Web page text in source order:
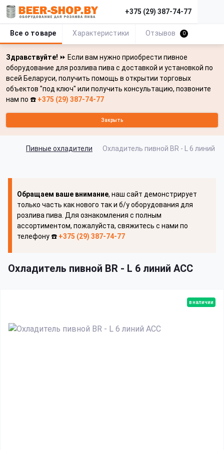
Здравствуйте! ⏩ Если вам нужно приобрести пивное
оборудование для розлива пива с доставкой и установкой по
всей Беларуси, получить помощь в открытии торговых
объектов "под ключ" или получить консультацию, позвоните
нам по ☎️ +375 (29) 387-74-77
Закрыть
+375 (29) 387-74-77
Пивные охладители Охладитель пивной BR - L 6 линий
Обращаем ваше внимание, наш сайт демонстрирует
только часть как нового так и б/у оборудования для
розлива пива. Для ознакомления с полным
ассортиментом, пожалуйста, свяжитесь с нами по
телефону ☎️ +375 (29) 387-74-77
Охладитель пивной BR - L 6 линий ACC
Все о товаре Характеристики Отзывов 0
в наличии